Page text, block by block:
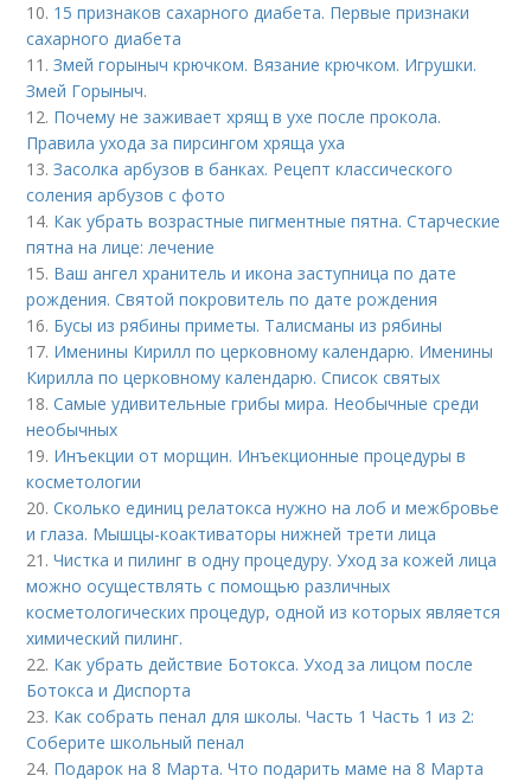
10. 15 признаков сахарного диабета. Первые признаки
сахарного диабета
11.Змей горыныч крючком. Вязание крючком. Игрушки.
Змей Горыныч.
12. Почему не заживает хрящ в ухе после прокола.
Правила ухода за пирсингом хряща уха
13.Засолка арбузов в банках. Рецепт классического
соления арбузов с фото
14. Как убрать возрастные пигментные пятна. Старческие
пятна на лице: лечение
15. Ваш ангел хранитель и икона заступница по дате
рождения. Святой покровитель по дате рождения
16. Бусы из рябины приметы. Талисманы из рябины
17. Именины Кирилл по церковному календарю. Именины
Кирилла по церковному календарю. Список святых
18.Самые удивительные грибы мира. Необычные среди
необычных
19. Инъекции от морщин. Инъекционные процедуры в
косметологии
20.Сколько единиц релатокса нужно на лоб и межбровье
и глаза. Мышцы-коактиваторы нижней трети лица
21.Чистка и пилинг в одну процедуру. Уход за кожей лица
можно осуществлять с помощью различных
косметологических процедур, одной из которых является
химический пилинг.
22. Как убрать действие Ботокса. Уход за лицом после
Ботокса и Диспорта
23. Как собрать пенал для школы. Часть 1 Часть 1 из 2:
Соберите школьный пенал
24. Подарок на 8 Марта. Что подарить маме на 8 Марта